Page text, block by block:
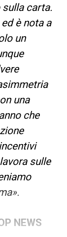
carta.
è nota a
un
una
che
sulle
NEWS